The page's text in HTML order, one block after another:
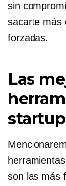
sin
sacarte más
forzadas.
Las
son las más